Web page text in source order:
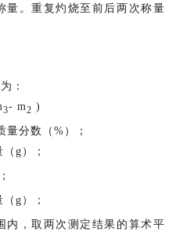
量。重复灼烧至前后两次称量
：
3- m2 )
分数（%）；
g）；
g）；
内，取两次测定结果的算术平